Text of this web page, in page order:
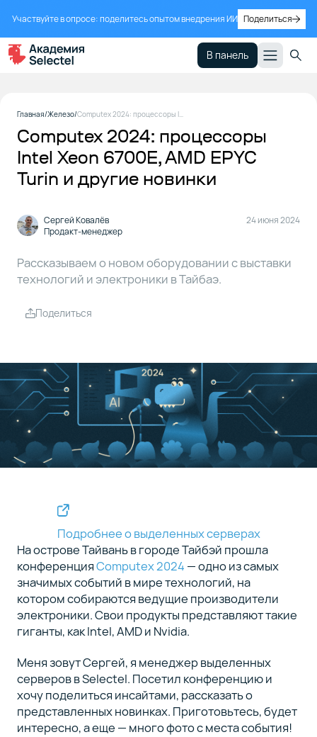
Участвуйте в опросе: поделитесь опытом внедрения ИИ Поделиться
В панель
1
Xeon
6700E
Sierra
Forest
EPYC
Turin
3
AMD
9000
Instinct
MI325X
5
Продукция
NVIDIA
стенды
7 Заключение
Главная Железо Computex 2024: процессоры Intel Xeon 6700E, AMD EPYC Turin и другие новинки
Computex 2024: процессоры
Intel Xeon 6700E, AMD EPYC
Turin и другие новинки
Сергей Ковалёв
Продакт-менеджер
24 июня 2024
Поделиться
Рассказываем о новом оборудовании с выставки
технологий и электроники в Тайбаэ.
На острове Тайвань в городе Тайбэй прошла
конференцияComputex 2024 — одно из самых
значимых событий в мире технологий, на
котором собираются ведущие производители
электроники. Свои продукты представляют такие
гиганты, как Intel, AMD и Nvidia.
Подробнее о выделенных серверах
Меня зовут Сергей, я менеджер выделенных
серверов в Selectel. Посетил конференцию и
хочу поделиться инсайтами, рассказать о
представленных новинках. Приготовьтесь, будет
интересно, а еще — много фото с места события!